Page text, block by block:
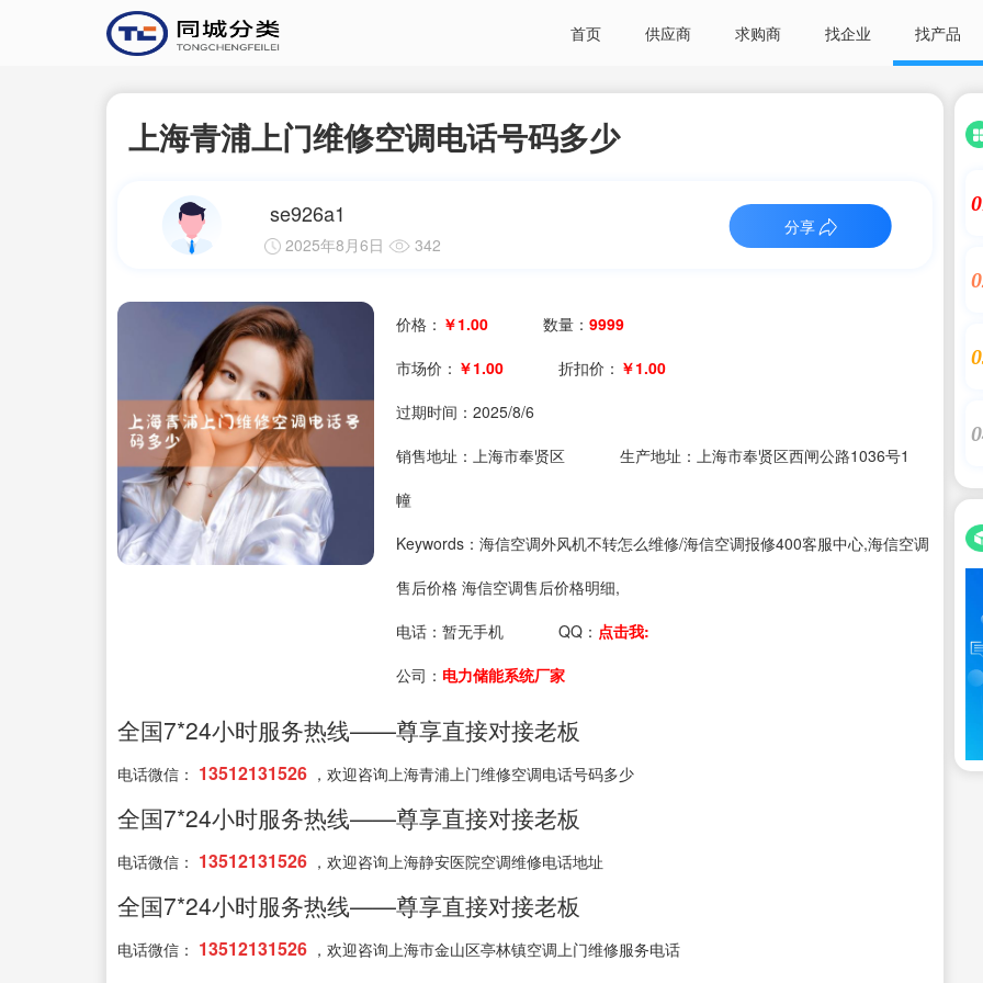
首页 供应商 求购商 找企业 找产品
上海青浦上门维修空调电话号码多少
se926a1
2025年8月6日 342
分享
价格： ￥1.00 数量：9999
市场价： ￥1.00 折扣价： ￥1.00
过期时间：2025/8/6
销售地址：上海市奉贤区
生产地址：上海市奉贤区西闸公路1036号1
幢
Keywords：海信空调外风机不转怎么维修/海信空调报修400客服中心,海信空调
售后价格 海信空调售后价格明细,
电话：暂无手机 QQ： 点击我:
公司： 电力储能系统厂家
全国7*24小时服务热线——尊享直接对接老板
电话微信： 13512131526 ，欢迎咨询上海青浦上门维修空调电话号码多少
全国7*24小时服务热线——尊享直接对接老板
电话微信： 13512131526 ，欢迎咨询上海静安医院空调维修电话地址
全国7*24小时服务热线——尊享直接对接老板
电话微信： 13512131526 ，欢迎咨询上海市金山区亭林镇空调上门维修服务电话